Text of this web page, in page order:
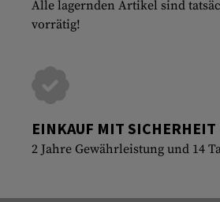
Alle lagernden Artikel sind
vorrätig!
EINKAUF MIT SICHERHEIT
2 Jahre Gewährleistung und 14